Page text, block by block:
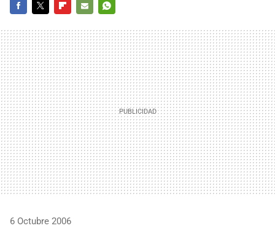
MAIL
6 Octubre 2006